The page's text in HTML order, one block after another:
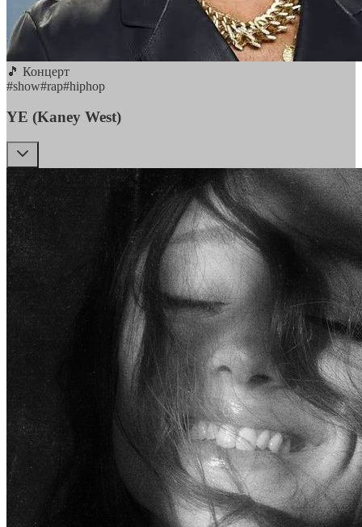
🎵 Концерт
#show#rap#hiphop
YE (Kaney West)